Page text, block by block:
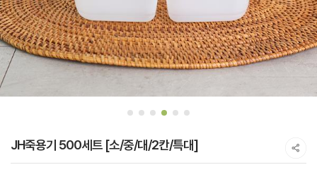
JH죽용기 500세트 [소/중/대/2칸/특대]